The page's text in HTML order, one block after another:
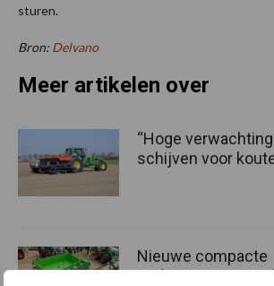
sturen.
Bron: Delvano
Meer artikelen over
“Hoge
schijven voor
Nieuwe compacte
gedragen